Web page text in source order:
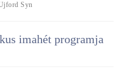
Syn
imahét programja